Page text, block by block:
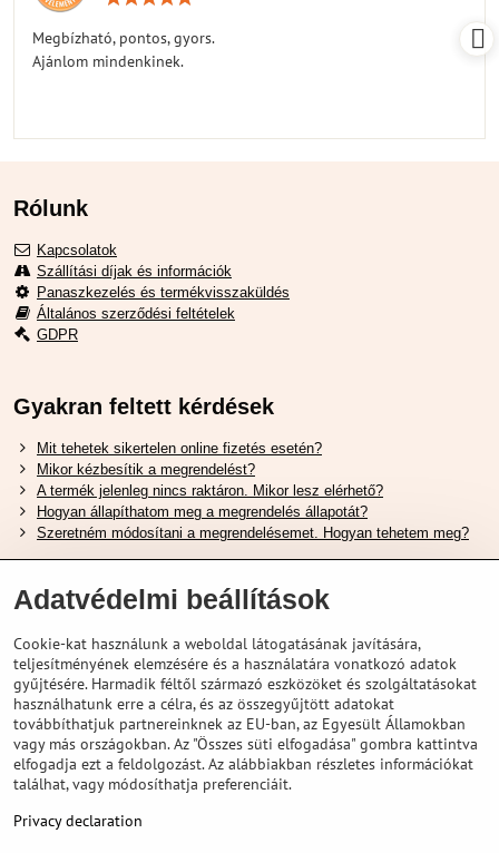
Megbízható, pontos, gyors.
Ajánlom mindenkinek.
Rólunk
Kapcsolatok
Szállítási díjak és információk
Panaszkezelés és termékvisszaküldés
Általános szerződési feltételek
GDPR
Gyakran feltett kérdések
Mit tehetek sikertelen online fizetés esetén?
Mikor kézbesítik a megrendelést?
A termék jelenleg nincs raktáron. Mikor lesz elérhető?
Hogyan állapíthatom meg a megrendelés állapotát?
Szeretném módosítani a megrendelésemet. Hogyan tehetem meg?
Hasznos Linkek
Hogyan válasszuk ki a megfelelő felfüggesztési villát ?
Hogyan válasszuk ki a megfelelő méretű sisakot?
Shimano E-Bike Akkumulátor Útmutató
Schwalbe Tubeless Gumik Felfedezése
Adatvédelmi beállítások
Cookie-kat használunk a weboldal látogatásának javítására,
teljesítményének elemzésére és a használatára vonatkozó adatok
gyűjtésére. Harmadik féltől származó eszközöket és szolgáltatásokat
használhatunk erre a célra, és az összegyűjtött adatokat
továbbíthatjuk partnereinknek az EU-ban, az Egyesült Államokban
vagy más országokban. Az "Összes süti elfogadása" gombra kattintva
elfogadja ezt a feldolgozást. Az alábbiakban részletes információkat
találhat, vagy módosíthatja preferenciáit.
Privacy declaration